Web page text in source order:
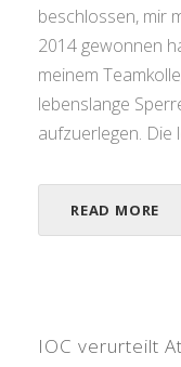
beschlossen, mir
2014 gewonnen
meinem
lebenslange
aufzuerlegen. Die
READ MORE
IOC verurteilt